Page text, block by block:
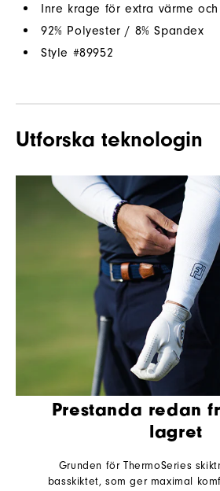
Inre krage för extra värme
92% Polyester / 8% Spandex
Style #89952
Utforska teknologin
Prestanda redan
lagret
Grunden för ThermoSeries
basskiktet, som ger maximal